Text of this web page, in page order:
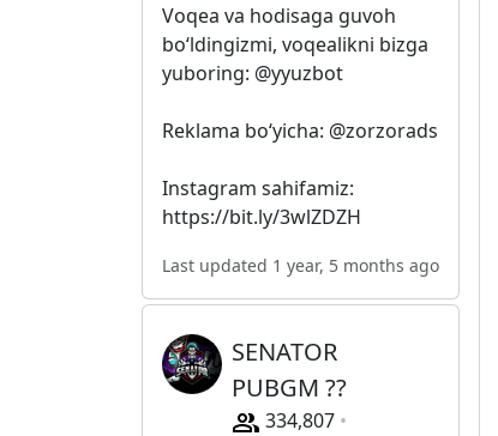
Voqea va hodisaga guvoh
bo‘ldingizmi, voqealikni bizga
yuboring: @yyuzbot
Reklama bo‘yicha: @zorzorads
Instagram sahifamiz:
https://bit.ly/3wlZDZH
Last updated 1 year, 5 months ago
SENATOR
PUBGM ??
334,807